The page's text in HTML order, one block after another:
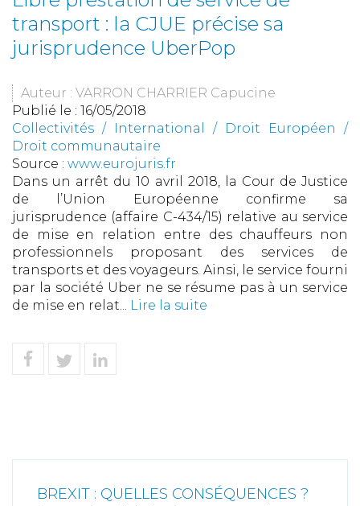
transport : la CJUE précise sa
jurisprudence UberPop
Auteur : VARRON CHARRIER Capucine
Publié le : 16/05/2018
Collectivités / International / Droit Européen /
Droit communautaire
Source : www.eurojuris.fr
Dans un arrêt du 10 avril 2018, la Cour de Justice
de l’Union Européenne confirme sa
jurisprudence (affaire C-434/15) relative au service
de mise en relation entre des chauffeurs non
professionnels proposant des services de
transports et des voyageurs. Ainsi, le service fourni
par la société Uber ne se résume pas à un service
de mise en relat... Lire la suite
BREXIT : QUELLES CONSÉQUENCES ?